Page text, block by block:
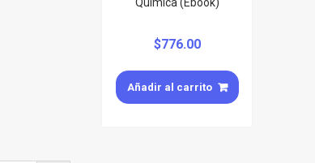
$776.00
Añadir al carrito